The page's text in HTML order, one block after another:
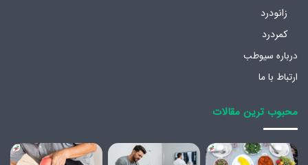
زانودرد
کمردرد
درباره سیوطب
ارتباط با ما
محبوب ترین مقالات